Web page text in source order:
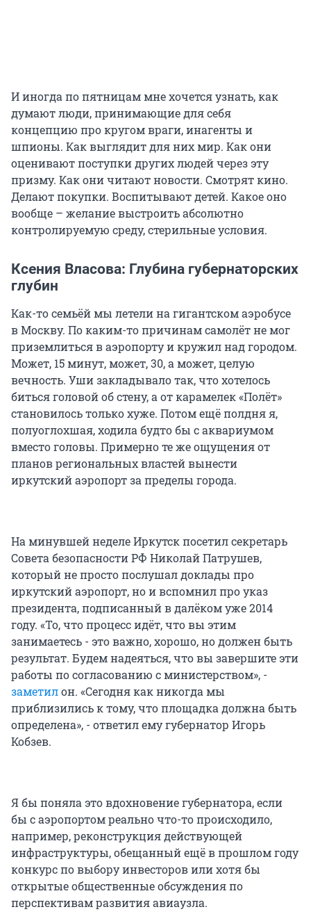
И иногда по пятницам мне хочется узнать, как
думают люди, принимающие для себя
концепцию про кругом враги, инагенты и
шпионы. Как выглядит для них мир. Как они
оценивают поступки других людей через эту
призму. Как они читают новости. Смотрят кино.
Делают покупки. Воспитывают детей. Какое оно
вообще – желание выстроить абсолютно
контролируемую среду, стерильные условия.
Ксения Власова: Глубина губернаторских
глубин
Как-то семьёй мы летели на гигантском аэробусе
в Москву. По каким-то причинам самолёт не мог
приземлиться в аэропорту и кружил над городом.
Может, 15 минут, может, 30, а может, целую
вечность. Уши закладывало так, что хотелось
биться головой об стену, а от карамелек «Полёт»
становилось только хуже. Потом ещё полдня я,
полуоглохшая, ходила будто бы с аквариумом
вместо головы. Примерно те же ощущения от
планов региональных властей вынести
иркутский аэропорт за пределы города.
На минувшей неделе Иркутск посетил секретарь
Совета безопасности РФ Николай Патрушев,
который не просто послушал доклады про
иркутский аэропорт, но и вспомнил про указ
президента, подписанный в далёком уже 2014
году. «То, что процесс идёт, что вы этим
занимаетесь - это важно, хорошо, но должен быть
результат. Будем надеяться, что вы завершите эти
работы по согласованию с министерством», -
заметилон. «Сегодня как никогда мы
приблизились к тому, что площадка должна быть
определена», - ответил ему губернатор Игорь
Кобзев.
Я бы поняла это вдохновение губернатора, если
бы с аэропортом реально что-то происходило,
например, реконструкция действующей
инфраструктуры, обещанный ещё в прошлом году
конкурс по выбору инвесторов или хотя бы
открытые общественные обсуждения по
перспективам развития авиаузла.